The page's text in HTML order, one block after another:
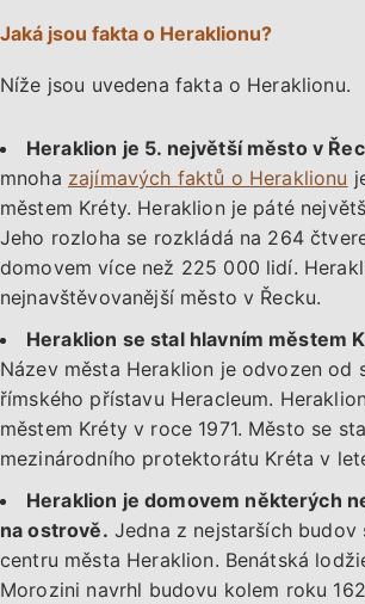
Jaká jsou fakta o Heraklionu?
Níže jsou uvedena fakta o Heraklionu.
Heraklion je 5. největší město v
mnoha zajímavých faktů o Heraklionu
městem Kréty. Heraklion je páté
Jeho rozloha se rozkládá na 264
domovem více než 225 000 lidí.
nejnavštěvovanější město v Řecku.
Heraklion se stal hlavním městem
Název města Heraklion je odvozen od
římského přístavu Heracleum.
městem Kréty v roce 1971. Město se
mezinárodního protektorátu Kréta v
Heraklion je domovem některých
na ostrově. Jedna z nejstarších budov
centru města Heraklion. Benátská
Morozini navrhl budovu kolem roku